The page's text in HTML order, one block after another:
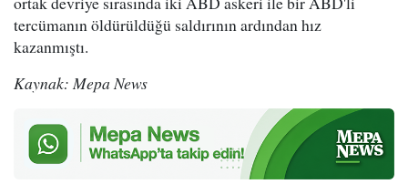
tercümanın öldürüldüğü saldırının ardından hız
kazanmıştı.
Kaynak: Mepa News